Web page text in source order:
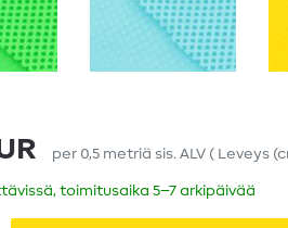
per 0,5 metriä sis. ALV ( Leveys
toimitusaika 5–7 arkipäivää